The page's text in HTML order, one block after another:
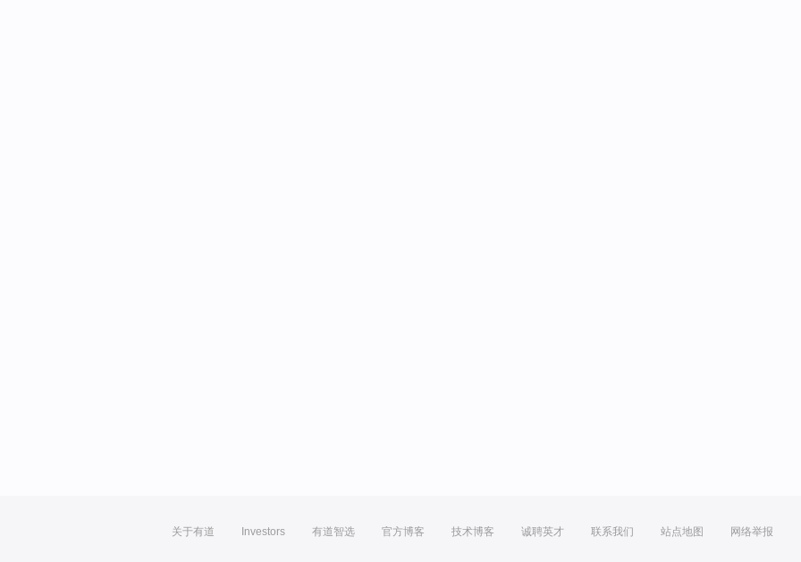
关于有道 Investors 有道智选 官方博客 技术博客 诚聘英才 联系我们 站点地图 网络举报